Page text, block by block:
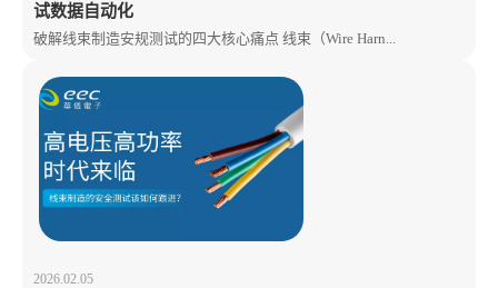
试数据自动化
破解线束制造安规测试的四大核心痛点 线束（Wire Harn...
2026.02.05